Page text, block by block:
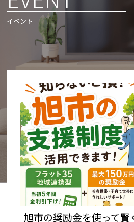
イベント
旭市の奨励金を使って賢